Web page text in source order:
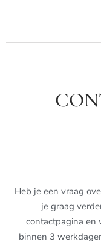
Heb je een vraag
je graag
contactpagina en
binnen 3